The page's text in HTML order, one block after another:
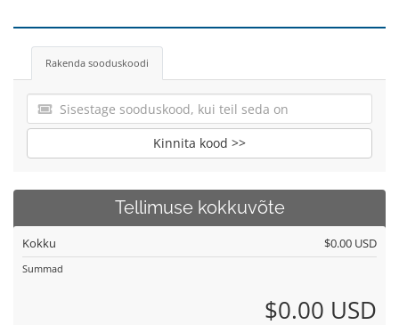
Rakenda sooduskoodi
Kinnita kood >>
Tellimuse kokkuvõte
Kokku $0.00 USD
Summad
$0.00 USD